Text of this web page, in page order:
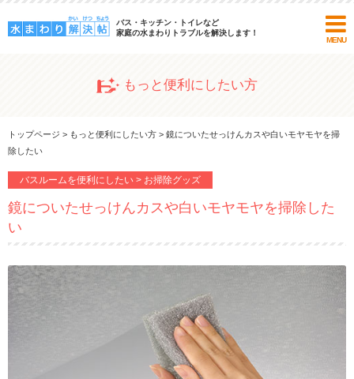
バス・キッチン・トイレなど
家庭の水まわりトラブルを解決します！
MENU
もっと便利にしたい方
トップページ > もっと便利にしたい方 > 鏡についたせっけんカスや白いモヤモヤを掃
除したい
バスルームを便利にしたい > お掃除グッズ
鏡についたせっけんカスや白いモヤモヤを掃除した
い